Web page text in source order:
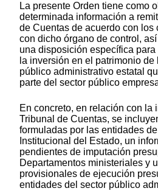
La presente Orden tiene como
determinada información a
de Cuentas de acuerdo con los
con dicho órgano de control,
una disposición específica
la inversión en el patrimonio
público administrativo estatal
parte del sector público
En concreto, en relación con la
Tribunal de Cuentas, se
formuladas por las entidades
Institucional del Estado, un
pendientes de imputación
Departamentos ministeriales y
provisionales de ejecución
entidades del sector público